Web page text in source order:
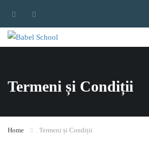
Termeni și Condiții
Home Termeni și Condiții